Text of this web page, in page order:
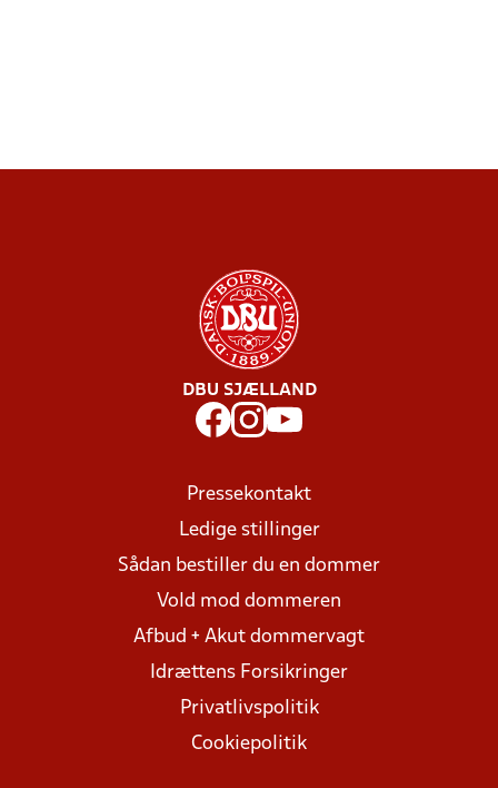
DBU SJÆLLAND
Pressekontakt
Ledige stillinger
Sådan bestiller du en dommer
Vold mod dommeren
Afbud + Akut dommervagt
Idrættens Forsikringer
Privatlivspolitik
Cookiepolitik